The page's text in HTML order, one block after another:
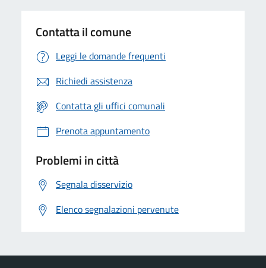
Contatta il comune
Leggi le domande frequenti
Richiedi assistenza
Contatta gli uffici comunali
Prenota appuntamento
Problemi in città
Segnala disservizio
Elenco segnalazioni pervenute